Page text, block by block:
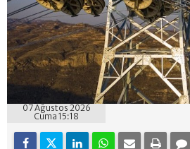
07 Ağustos 2026
Cuma 15:18